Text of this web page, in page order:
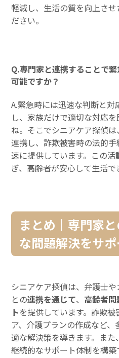
軽減し、生活の質を向上さ
ださい。
Q.専門家と連携することで
可能ですか？
A.緊急時には迅速な判断と
し、家族だけで適切な対応
ね。そこでシニアケア探偵
連携し、詐欺被害時の法的
速に提供しています。この
ぎ、高齢者が安心して生活で
まとめ｜専門家
な問題解決をサポ
シニアケア探偵は、弁護士
との連携を通じて、 高齢者
トを提供しています。詐欺
ア、介護プランの作成など
適な解決策を導きます。また
継続的なサポート体制を構